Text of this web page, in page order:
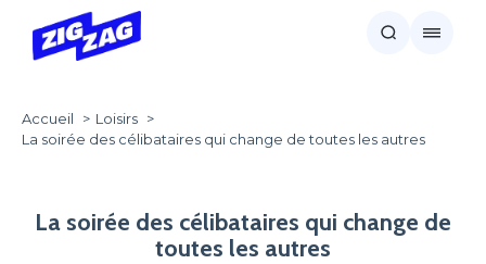
Accueil
Loisirs
La soirée des célibataires qui change de toutes les autres
La soirée des célibataires qui change de
toutes les autres